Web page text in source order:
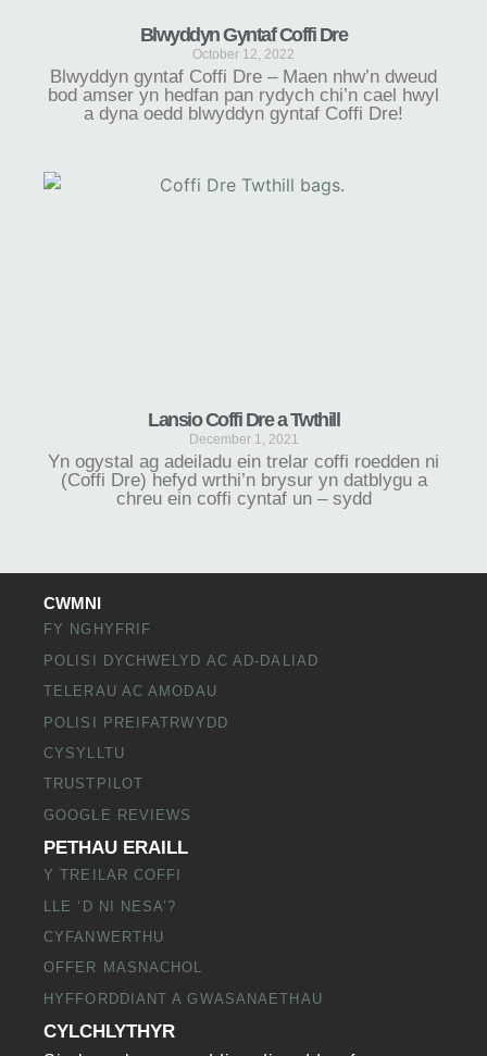
Blwyddyn Gyntaf Coffi Dre
October 12, 2022
Blwyddyn gyntaf Coffi Dre – Maen nhw’n dweud
bod amser yn hedfan pan rydych chi’n cael hwyl
a dyna oedd blwyddyn gyntaf Coffi Dre!
Lansio Coffi Dre a Twthill
December 1, 2021
Yn ogystal ag adeiladu ein trelar coffi roedden ni
(Coffi Dre) hefyd wrthi’n brysur yn datblygu a
chreu ein coffi cyntaf un – sydd
CWMNI
FY NGHYFRIF
POLISI DYCHWELYD AC AD-DALIAD
TELERAU AC AMODAU
POLISI PREIFATRWYDD
CYSYLLTU
TRUSTPILOT
GOOGLE REVIEWS
PETHAU ERAILL
Y TREILAR COFFI
LLE ‘D NI NESA’?
CYFANWERTHU
OFFER MASNACHOL
HYFFORDDIANT A GWASANAETHAU
CYLCHLYTHYR